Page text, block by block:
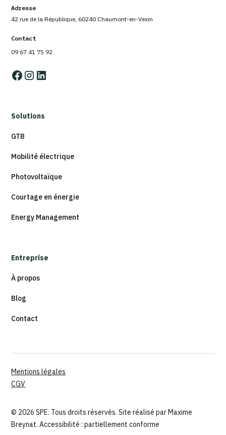
Adresse
42 rue de la République, 60240 Chaumont-en-Vexin
Contact
09 67 41 75 92
Solutions
GTB
Mobilité électrique
Photovoltaïque
Courtage en énergie
Energy Management
Entreprise
À propos
Blog
Contact
© 2026 SPE. Tous droits réservés. Site réalisé parMaxime
Breynat.Accessibilité : partiellement conforme
Mentions légales
CGV